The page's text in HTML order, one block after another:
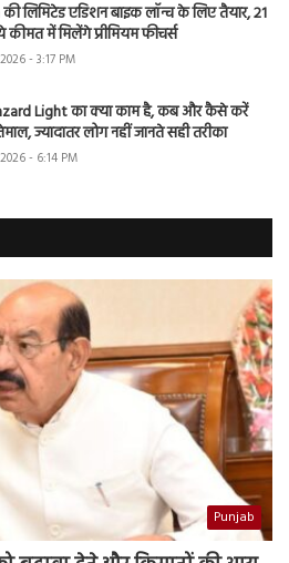
लिमिटेड एडिशन बाइक लॉन्च के लिए तैयार, 21
में मिलेंगे प्रीमियम फीचर्स
- 3:17 PM
Light का क्या काम है, कब और कैसे करें
ज्यादातर लोग नहीं जानते सही तरीका
- 6:14 PM
Punjab